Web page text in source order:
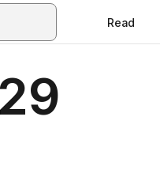
Read